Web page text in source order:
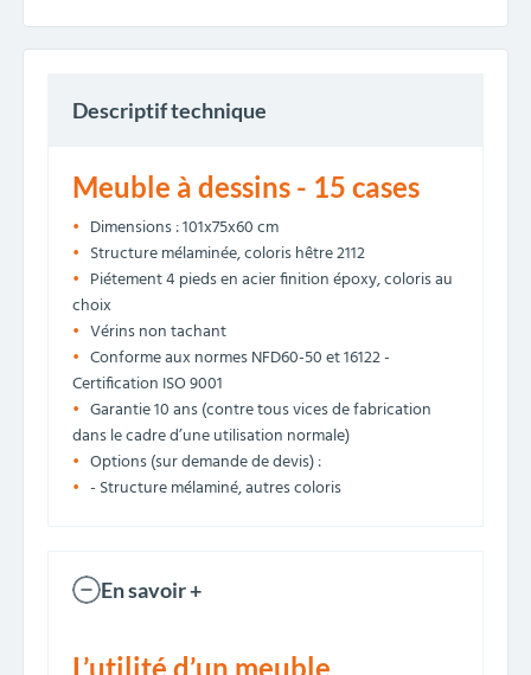
Descriptif technique
Meuble à dessins - 15 cases
Dimensions : 101x75x60 cm
Structure mélaminée, coloris hêtre 2112
Piétement 4 pieds en acier finition époxy, coloris au
choix
Vérins non tachant
Conforme aux normes NFD60-50 et 16122 -
Certification ISO 9001
Garantie 10 ans (contre tous vices de fabrication
dans le cadre d’une utilisation normale)
Options (sur demande de devis) :
- Structure mélaminé, autres coloris
En savoir +
L’utilité d’un meuble